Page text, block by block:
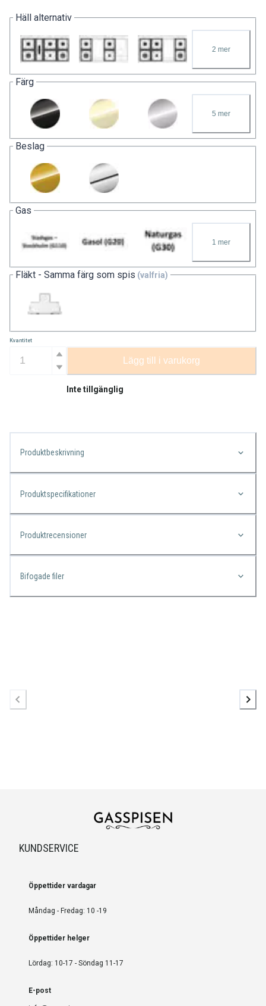
Häll alternativ
2 mer
Färg
5 mer
Beslag
Gas
1 mer
Fläkt - Samma färg som spis (valfria)
Kvantitet
Lägg till i varukorg
Inte tillgänglig
Produktbeskrivning
Produktspecifikationer
Produktrecensioner
Bifogade filer
KUNDSERVICE
Öppettider vardagar
Måndag - Fredag: 10 -19
Öppettider helger
Lördag: 10-17 - Söndag 11-17
E-post